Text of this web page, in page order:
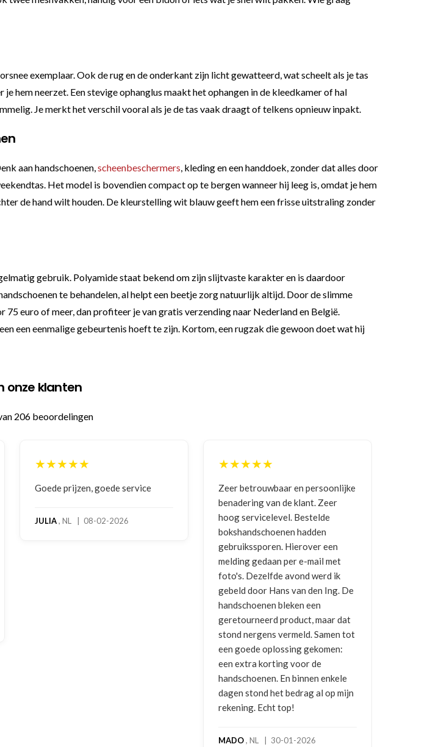
exemplaar. Ook de rug en de onderkant zijn licht gewatteerd, wat scheelt als je tas
hem neerzet. Een stevige ophanglus maakt het ophangen in de kleedkamer of hal
Je merkt het verschil vooral als je de tas vaak draagt of telkens opnieuw inpakt.
aan handschoenen,scheenbeschermers, kleding en een handdoek, zonder dat alles door
Het model is bovendien compact op te bergen wanneer hij leeg is, omdat je hem
de hand wilt houden. De kleurstelling wit blauw geeft hem een frisse uitstraling zonder
gebruik. Polyamide staat bekend om zijn slijtvaste karakter en is daardoor
te behandelen, al helpt een beetje zorg natuurlijk altijd. Door de slimme
euro of meer, dan profiteer je van gratis verzending naar Nederland en België.
een eenmalige gebeurtenis hoeft te zijn. Kortom, een rugzak die gewoon doet wat hij
onze klanten
206 beoordelingen
service
Zeer betrouwbaar en persoonlijke
benadering van de klant. Zeer
hoog servicelevel. Bestelde
bokshandschoenen hadden
gebruikssporen. Hierover een
melding gedaan per e-mail met
foto's. Dezelfde avond werd ik
gebeld door Hans van den Ing. De
geretourneerd product, maar dat
stond nergens vermeld. Samen tot
een goede oplossing gekomen:
handschoenen. En binnen enkele
dagen stond het bedrag al op mijn
Goede communicatie, artikel
ontvangen
NICO VERMUNICHT
2026